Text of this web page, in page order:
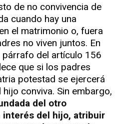
de no convivencia de
cuando hay una
el matrimonio o, fuera
no viven juntos. En
del artículo 156
que si los padres
potestad se ejercerá
conviva. Sin embargo,
del otro
interés del hijo, atribuir